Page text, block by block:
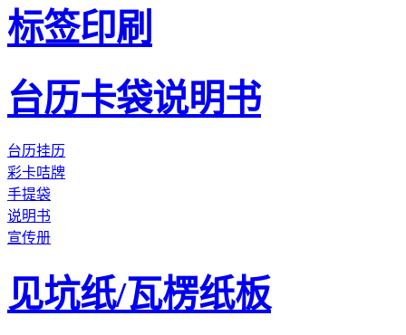
标签印刷
台历卡袋说明书
台历挂历
彩卡咭牌
手提袋
说明书
宣传册
见坑纸/瓦楞纸板